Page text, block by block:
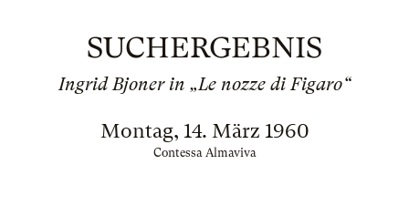
SUCHERGEBNIS
Ingrid Bjoner in „Le nozze di Figaro“
Montag, 14. März 1960
Contessa Almaviva